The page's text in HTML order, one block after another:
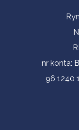
Informacje
nr konta:
96 1240